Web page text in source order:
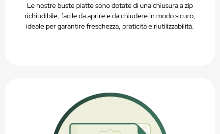
Le nostre buste piatte sono dotate di una chiusura a zip
richiudibile, facile da aprire e da chiudere in modo sicuro,
ideale per garantire freschezza, praticità e riutilizzabilità.